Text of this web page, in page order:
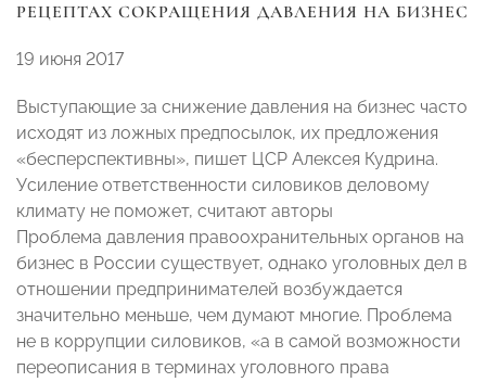
РЕЦЕПТАХ СОКРАЩЕНИЯ ДАВЛЕНИЯ НА БИЗНЕС
19 июня 2017
Выступающие за снижение давления на бизнес часто
исходят из ложных предпосылок, их предложения
«бесперспективны», пишет ЦСР Алексея Кудрина.
Усиление ответственности силовиков деловому
климату не поможет, считают авторы
Проблема давления правоохранительных органов на
бизнес в России существует, однако уголовных дел в
отношении предпринимателей возбуждается
значительно меньше, чем думают многие. Проблема
не в коррупции силовиков, «а в самой возможности
переописания в терминах уголовного права